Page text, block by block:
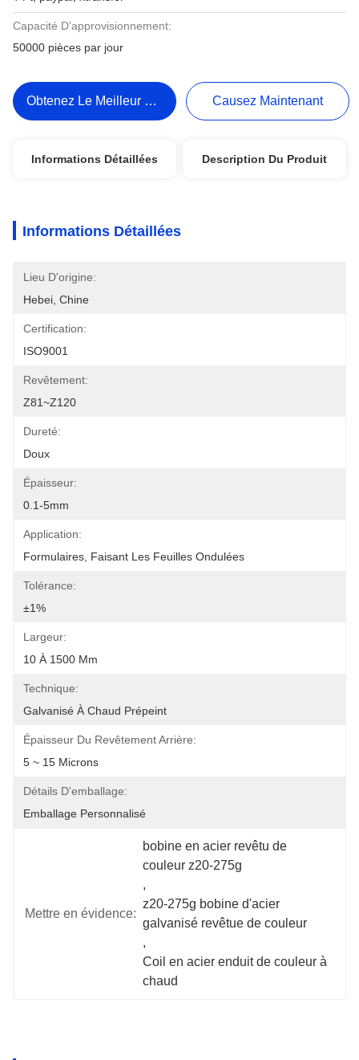
Capacité D'approvisionnement:
50000 pièces par jour
Obtenez Le Meilleur Prix Causez Maintenant
Informations Détaillées Description Du Produit
Informations Détaillées
Lieu D'origine:
Hebei, Chine
Certification:
ISO9001
Revêtement:
Z81~Z120
Dureté:
Doux
Épaisseur:
0.1-5mm
Application:
Formulaires, Faisant Les Feuilles Ondulées
Tolérance:
±1%
Largeur:
10 À 1500 Mm
Technique:
Galvanisé À Chaud Prépeint
Épaisseur Du Revêtement Arrière:
5 ~ 15 Microns
Détails D'emballage:
Emballage Personnalisé
Mettre en évidence:
bobine en acier revêtu de
couleur z20-275g
,
z20-275g bobine d'acier
galvanisé revêtue de couleur
,
Coil en acier enduit de couleur à
chaud